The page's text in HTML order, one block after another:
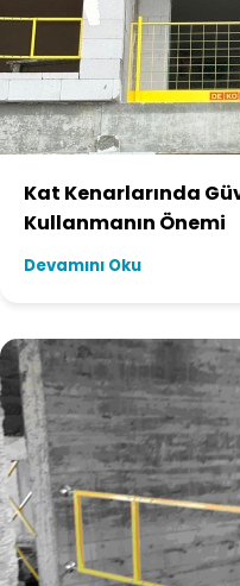
Kat Kenarlarında
Kullanmanın Önemi
Devamını Oku